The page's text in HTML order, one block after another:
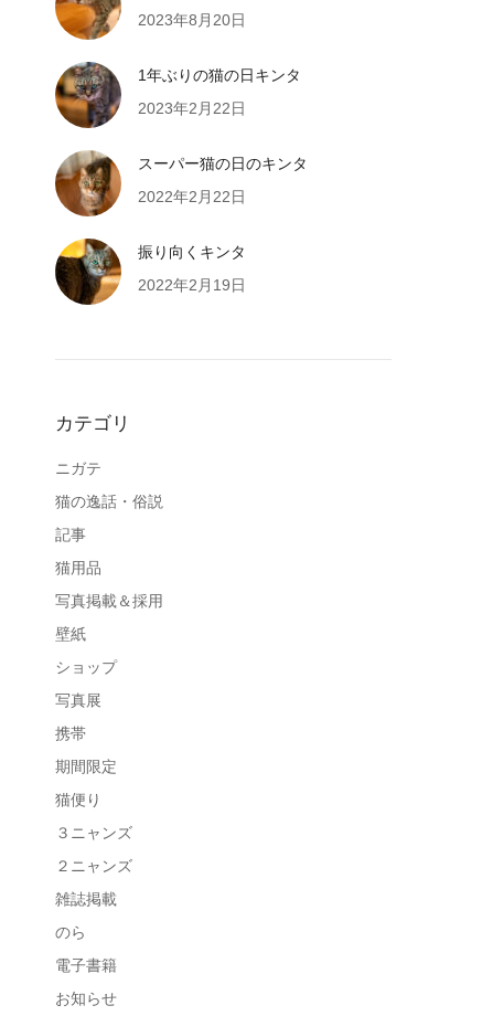
2023年8月20日
1年ぶりの猫の日キンタ
2023年2月22日
スーパー猫の日のキンタ
2022年2月22日
振り向くキンタ
2022年2月19日
カテゴリ
ニガテ
猫の逸話・俗説
記事
猫用品
写真掲載＆採用
壁紙
ショップ
写真展
携帯
期間限定
猫便り
３ニャンズ
２ニャンズ
雑誌掲載
のら
電子書籍
お知らせ